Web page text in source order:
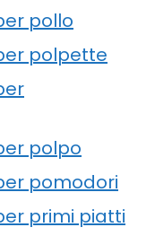
pollo
polpette
polpo
pomodori
primi piatti